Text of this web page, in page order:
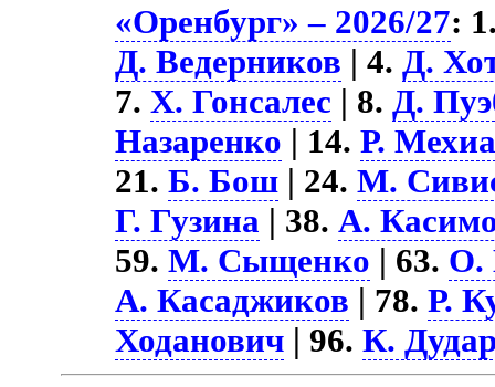
«Оренбург» – 2026/27:
Д. Ведерников | 4.Д.
7. Х. Гонсалес | 8.Д.
Назаренко | 14.Р.
21.Б. Бош | 24.М.
Г. Гузина | 38.А.
59.М. Сыщенко | 63. О.
А. Касаджиков | 78.Р.
Ходанович | 96.К.